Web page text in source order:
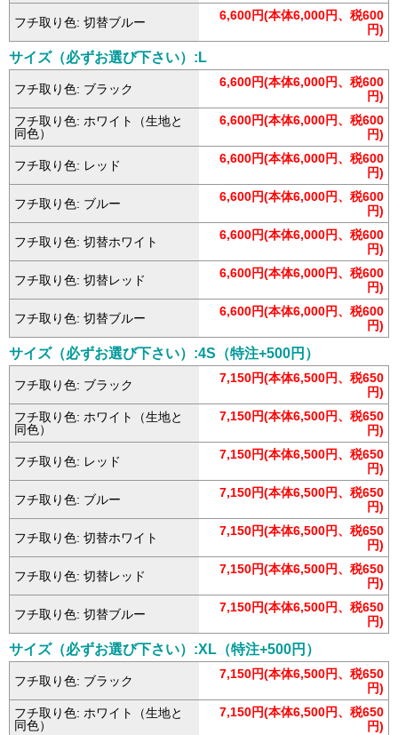
フチ取り色: 切替ブルー
6,600円(本体6,000円、税600
円)
サイズ（必ずお選び下さい）:L
フチ取り色: ブラック
6,600円(本体6,000円、税600
円)
フチ取り色: ホワイト（生地と
同色）
6,600円(本体6,000円、税600
円)
フチ取り色: レッド
6,600円(本体6,000円、税600
円)
フチ取り色: ブルー
6,600円(本体6,000円、税600
円)
フチ取り色: 切替ホワイト
6,600円(本体6,000円、税600
円)
フチ取り色: 切替レッド
6,600円(本体6,000円、税600
円)
フチ取り色: 切替ブルー
6,600円(本体6,000円、税600
円)
サイズ（必ずお選び下さい）:4S（特注+500円）
フチ取り色: ブラック
7,150円(本体6,500円、税650
円)
フチ取り色: ホワイト（生地と
同色）
7,150円(本体6,500円、税650
円)
フチ取り色: レッド
7,150円(本体6,500円、税650
円)
フチ取り色: ブルー
7,150円(本体6,500円、税650
円)
フチ取り色: 切替ホワイト
7,150円(本体6,500円、税650
円)
フチ取り色: 切替レッド
7,150円(本体6,500円、税650
円)
フチ取り色: 切替ブルー
7,150円(本体6,500円、税650
円)
サイズ（必ずお選び下さい）:XL（特注+500円）
フチ取り色: ブラック
7,150円(本体6,500円、税650
円)
フチ取り色: ホワイト（生地と
同色）
7,150円(本体6,500円、税650
円)